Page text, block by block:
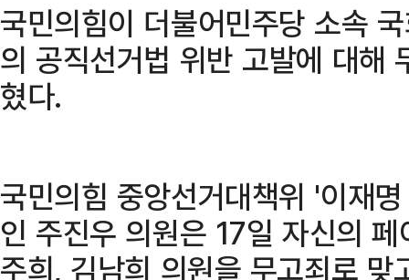
국민의힘이 더불어민주당 소속
의 공직선거법 위반 고발에 대해
혔다.
국민의힘 중앙선거대책위 '이재
인 주진우 의원은 17일 자신의
주희, 김남희 의원을 무고죄로 맞